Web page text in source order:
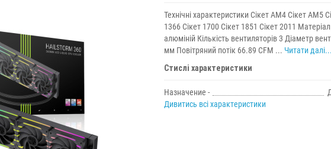
Технічні характеристики Сікет AM4 Сікет AM5
1366 Сікет 1700 Сікет 1851 Сікет 2011
алюміній Кількість вентиляторів 3 Діаметр
мм Повітряний потік 66.89 CFM ... Читати далі...
Стислі характеристики
Назначение -
Дивитись всі характеристики